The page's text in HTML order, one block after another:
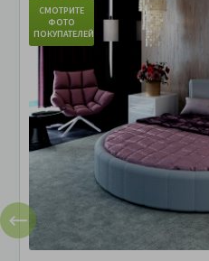
СМОТРИТЕ
ФОТО
ПОКУПАТЕЛЕЙ